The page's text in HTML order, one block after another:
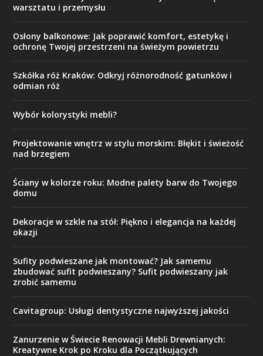
warsztatu i przemysłu
Osłony balkonowe: Jak poprawić komfort, estetykę i
ochronę Twojej przestrzeni na świeżym powietrzu
Szkółka róż Kraków: Odkryj różnorodność gatunków i
odmian róż
Wybór kolorystyki mebli?
Projektowanie wnętrz w stylu morskim: Błękit i świeżość
nad brzegiem
Ściany w kolorze roku: Modne palety barw do Twojego
domu
Dekoracje w szkle na stół: Piękno i elegancja na każdej
okazji
Sufity podwieszane jak montować? Jak samemu
zbudować sufit podwieszany? Sufit podwieszany jak
zrobić samemu
Cavitagroup: Usługi dentystyczne najwyższej jakości
Zanurzenie w Świecie Renowacji Mebli Drewnianych:
Kreatywne Krok po Kroku dla Początkujących